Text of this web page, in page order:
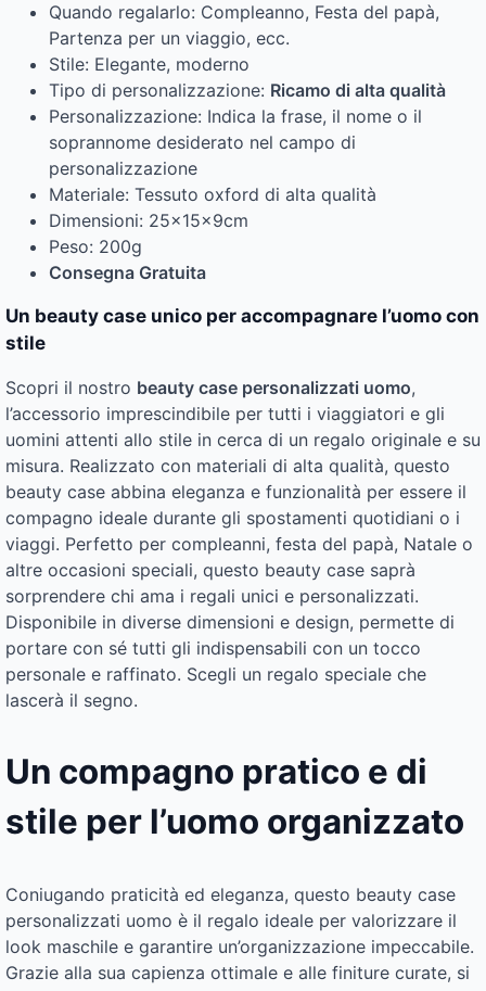
Quando regalarlo: Compleanno, Festa del papà,
Partenza per un viaggio, ecc.
Stile: Elegante, moderno
Tipo di personalizzazione: Ricamo di alta qualità
Personalizzazione: Indica la frase, il nome o il
soprannome desiderato nel campo di
personalizzazione
Materiale: Tessuto oxford di alta qualità
Dimensioni: 25x15x9cm
Peso: 200g
Consegna Gratuita
Un beauty case unico per accompagnare l’uomo con
stile
Scopri il nostro beauty case personalizzati uomo,
l’accessorio imprescindibile per tutti i viaggiatori e gli
uomini attenti allo stile in cerca di un regalo originale e su
misura. Realizzato con materiali di alta qualità, questo
beauty case abbina eleganza e funzionalità per essere il
compagno ideale durante gli spostamenti quotidiani o i
viaggi. Perfetto per compleanni, festa del papà, Natale o
altre occasioni speciali, questo beauty case saprà
sorprendere chi ama i regali unici e personalizzati.
Disponibile in diverse dimensioni e design, permette di
portare con sé tutti gli indispensabili con un tocco
personale e raffinato. Scegli un regalo speciale che
lascerà il segno.
Un compagno pratico e di
stile per l’uomo organizzato
Coniugando praticità ed eleganza, questo beauty case
personalizzati uomo è il regalo ideale per valorizzare il
look maschile e garantire un’organizzazione impeccabile.
Grazie alla sua capienza ottimale e alle finiture curate, si